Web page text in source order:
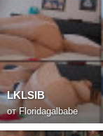
LKLSIB
отFloridagalbabe